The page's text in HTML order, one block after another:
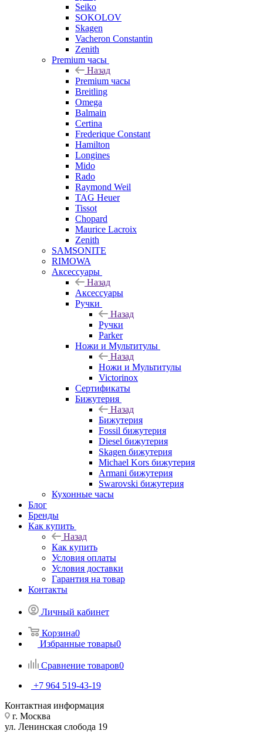
Seiko
SOKOLOV
Skagen
Vacheron Constantin
Zenith
Premium часы
Назад
Premium часы
Breitling
Omega
Balmain
Certina
Frederique Constant
Hamilton
Longines
Mido
Rado
Raymond Weil
TAG Heuer
Tissot
Chopard
Maurice Lacroix
Zenith
SAMSONITE
RIMOWA
Аксессуары
Назад
Аксессуары
Ручки
Назад
Ручки
Parker
Ножи и Мультитулы
Назад
Ножи и Мультитулы
Victorinox
Сертификаты
Бижутерия
Назад
Бижутерия
Fossil бижутерия
Diesel бижутерия
Skagen бижутерия
Michael Kors бижутерия
Armani бижутерия
Swarovski бижутерия
Кухонные часы
Блог
Бренды
Как купить
Назад
Как купить
Условия оплаты
Условия доставки
Гарантия на товар
Контакты
Личный кабинет
Корзина0
Избранные товары0
Сравнение товаров0
+7 964 519-43-19
Контактная информация
г. Москва
ул. Ленинская слобода 19